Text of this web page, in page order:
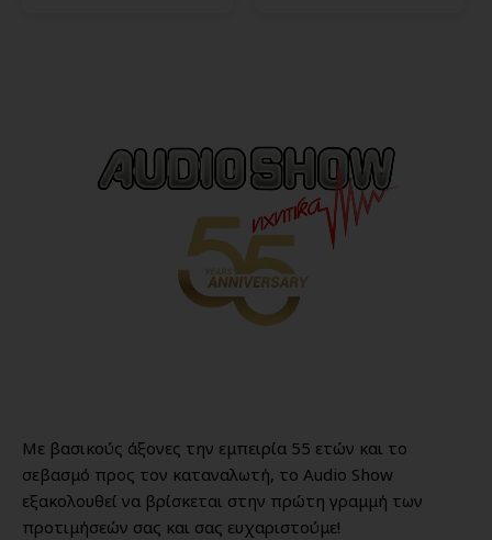
Με βασικούς άξονες την εμπειρία 55 ετών και το
σεβασμό προς τον καταναλωτή, το Audio Show
εξακολουθεί να βρίσκεται στην πρώτη γραμμή των
προτιμήσεών σας και σας ευχαριστούμε!